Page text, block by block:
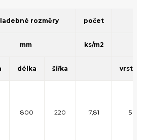
rozměry počet
mm ks/m2
délka šířka vrstva
800 220 7,81 5